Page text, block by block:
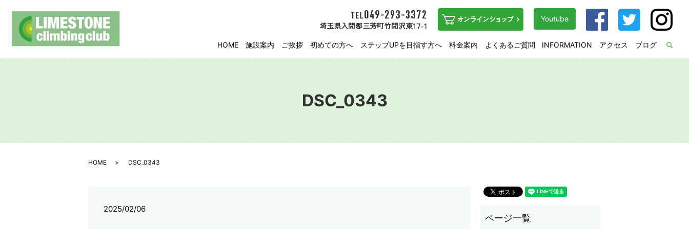
HOME 施設案内 ご挨拶 初めての方へ ステップUPを目指す方へ 料金案内 よくあるご質問 INFORMATION アクセス ブログ
Youtube
DSC_0343
HOME DSC_0343
2025/02/06